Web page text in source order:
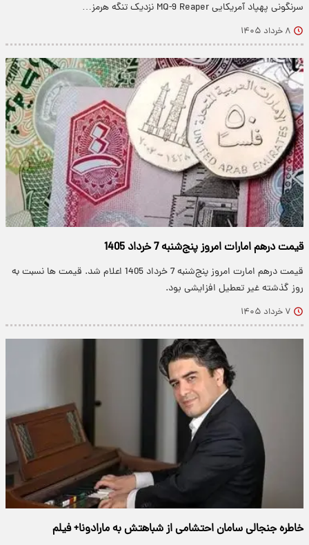
سرنگونی پهپاد آمریکایی MQ-9 Reaper نزدیک تنگه هرمز…
۸ خرداد ۱۴۰۵
قیمت درهم امارات امروز ‌پنج‌شنبه 7 خرداد 1405
قیمت درهم امارت امروز ‌پنج‌شنبه 7 خرداد 1405 اعلام شد. قیمت ها نسبت به
روز گذشته غیر تعطیل افزایشی بود.
۷ خرداد ۱۴۰۵
خاطره جنجالی سامان احتشامی از شباهتش به مارادونا+ فیلم